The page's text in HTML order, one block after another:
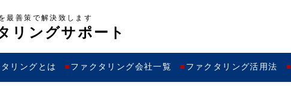
最善策で解決致します
リングサポート
リングとは ファクタリング会社一覧 ファクタリング活用法